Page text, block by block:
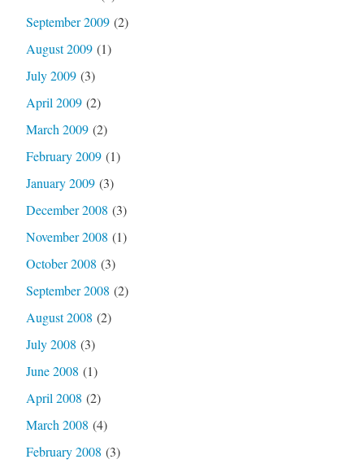
September 2009(2)
August 2009(1)
July 2009(3)
April 2009(2)
March 2009(2)
February 2009(1)
January 2009(3)
December 2008 (3)
November 2008 (1)
October 2008 (3)
September 2008 (2)
August 2008 (2)
July 2008 (3)
June 2008 (1)
April 2008 (2)
March 2008 (4)
February 2008 (3)